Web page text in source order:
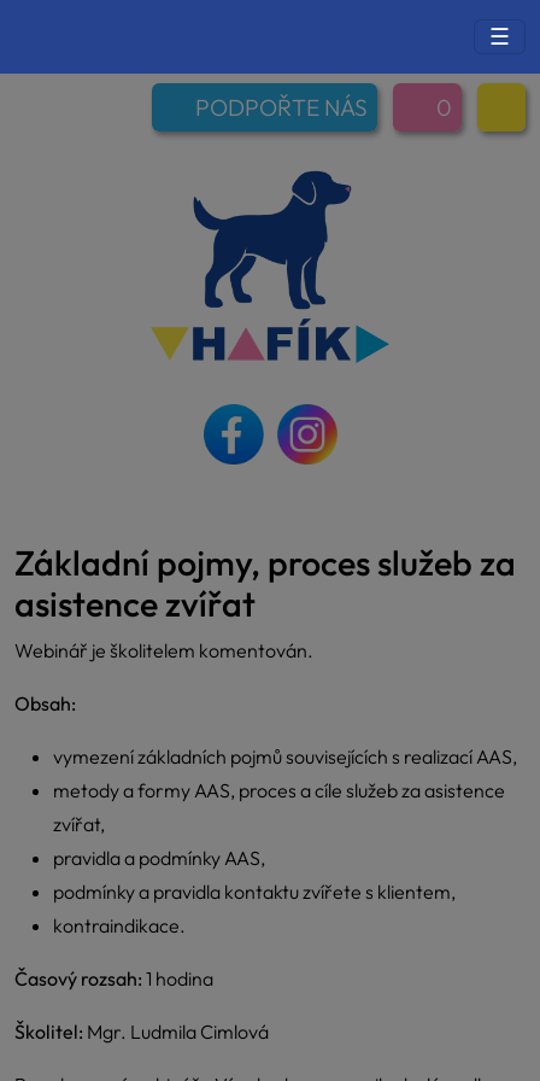
☰
PODPOŘTE NÁS 0
Základní pojmy, proces služeb za
asistence zvířat
Webinář je školitelem komentován.
Obsah:
vymezení základních pojmů souvisejících s realizací AAS,
metody a formy AAS, proces a cíle služeb za asistence
zvířat,
pravidla a podmínky AAS,
podmínky a pravidla kontaktu zvířete s klientem,
kontraindikace.
Časový rozsah: 1 hodina
Školitel: Mgr. Ludmila Cimlová